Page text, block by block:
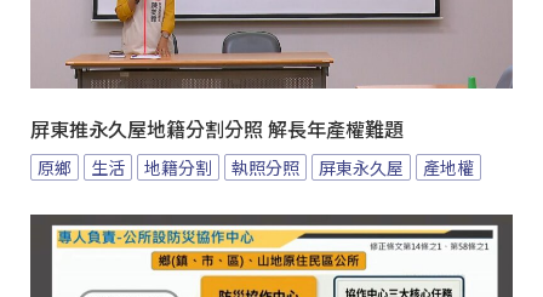
屏東推永久屋地籍分割分照 解長年產權難題
原鄉 生活 地籍分割 執照分照 屏東永久屋 產地權